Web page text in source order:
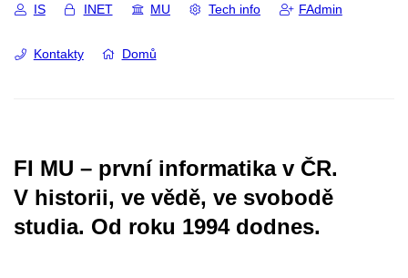
IS INET MU Tech info FAdmin
Kontakty Domů
FI MU – první informatika v ČR.
V historii, ve vědě, ve svobodě
studia. Od roku 1994 dodnes.